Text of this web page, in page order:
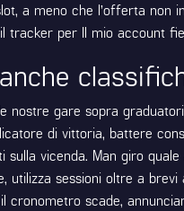
a meno che l’offerta non
tracker per Il mio account
nostre gare sopra
di vittoria, battere
sulla vicenda. Man giro
utilizza sessioni oltre a
cronometro scade,